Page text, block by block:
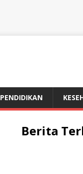
PENDIDIKAN
Berita